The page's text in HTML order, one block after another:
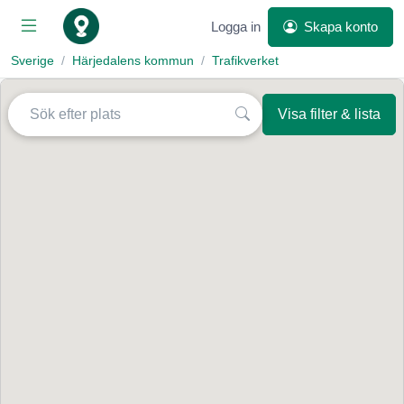
Logga in Skapa konto
Sverige Härjedalens kommun Trafikverket
Visa filter & lista